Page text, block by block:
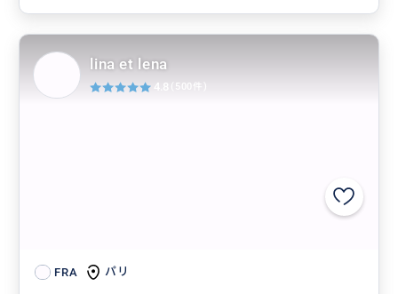
FRA パリ
lina et lena
4.8 (500件)